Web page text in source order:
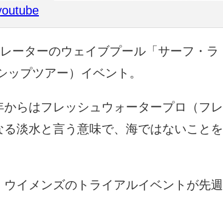
ーターのウェイブプール「サーフ・ラ
プツアー）イベント。
らはフレッシュウォータープロ（フレ
淡水と言う意味で、海ではないことを
イメンズのトライアルイベントが先週